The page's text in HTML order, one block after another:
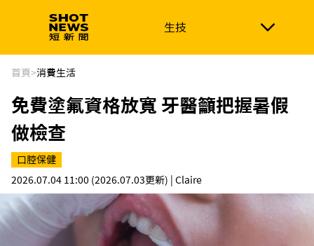
生技
生技 政治
新南向 體育
首頁>消費生活
免費塗氟資格放寬 牙醫籲把握暑假
做檢查
口腔保健
2026.07.04 11:00 (2026.07.03更新) | Claire